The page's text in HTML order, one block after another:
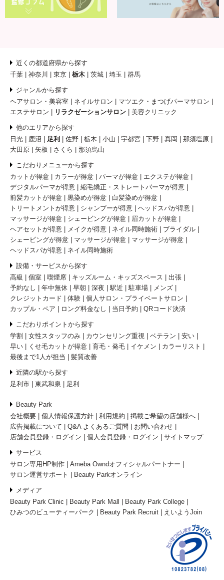
近くの都道府県から探す
千葉
神奈川 東京 栃木 茨城 埼玉 群馬
ジャンルから探す
ヘアサロン・美容室
ネイルサロン
マツエク・まつげパーマサロン
エステサロン
リラクゼーションサロン 美容クリニック
他のエリアから探す
日光
鹿沼 足利 佐野 栃木 小山 宇都宮 下野 真岡
那須塩原
大田原
矢板 さくら 那須烏山
こだわりメニューから探す
カットが得意
カラーが得意 パーマが得意
エクステが得意
デジタルパーマが得意
縮毛矯正・ストレートパーマが得意
前髪カットが得意
黒染めが得意
白髪染めが得意
トリートメントが得意
シャンプーが得意
ヘッドスパが得意
マッサージが得意
シェービングが得意
眉カットが得意
ヘアセットが得意
メイクが得意 ネイル同時施術
ブライダル
シェービングが得意
マッサージが得意
マッサージが得意
ヘッドスパが得意
ネイル同時施術
設備・サービスから探す
高級
個室 喫煙席 キッズルーム・キッズスペース
出張
予約なし
年中無休 早朝 深夜 駅近 駐車場
メンズ
クレジットカード
体験
個人サロン・プライベートサロン
カップル・ペア
ロング料金なし 当日予約 QRコード決済
こだわりポイントから探す
学割
女性スタッフのみ カウンセリング重視 ベテラン
安い
早い
くせ毛カットが得意 育毛・発毛 イケメン
カラーリスト
最後まで1人が担当
髪質改善
近隣の駅から探す
足利市
東武和泉 足利
Beauty Park
会社概要
個人情報保護方針 利用規約
掲載ご希望の店舗様へ
広告掲載について
Q&A よくあるご質問
お問い合わせ
店舗会員登録・ログイン
個人会員登録・ログイン サイトマップ
サービス
サロン専用HP制作
Ameba Owndオフィシャルパートナー
サロン運営サポート
Beauty Parkオンライン
メディア
Beauty Park Clinic
Beauty Park Mall
Beauty Park College
ひみつのビューティーパーク
Beauty Park Recruit えいようJoin